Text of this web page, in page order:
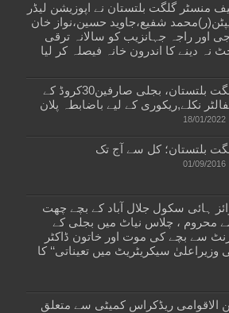
منسٹر گلگت بلتستان نے اپوزیشن لیڈر
شفیع،جاوید حسین،نواز خان
اور راجہ جہانزیب کو سالانہ ترقی
نہ دینے کا اندرون خانہ فیصلہ کر لیا
گلگت بلتستان، بجلی صارفین30کروڈ کے
نکلے,ریکوری کے لیے باضابطہ پلان
18/01/2022
بلتستان؛ کل سے آج تک
01/09/2016
ہائی سکول جلال آباد کے بچے چھت
محروم ، چلاس نیاٹ میں بجلی کے
سے بچے کی موت اور خاتون ڈاکٹر
وزیراعلیٰ سیکریٹریٹ میں تعیناتی‘‘ کا
الاقوامی ریڈکراس کمیٹی سے متعلق